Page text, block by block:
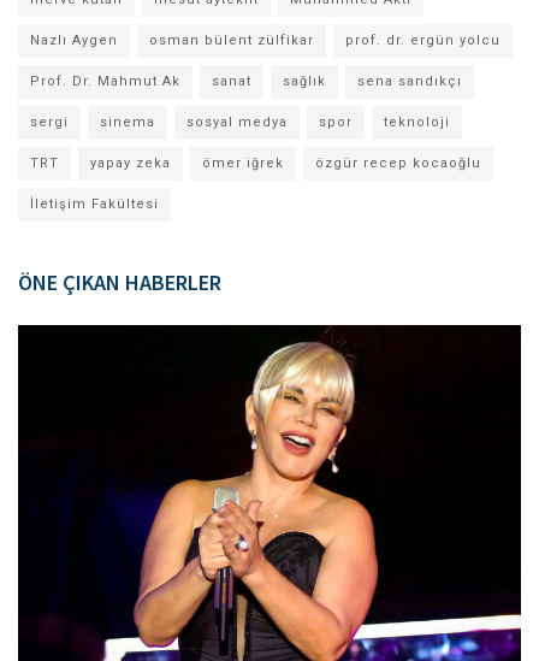
Nazlı Aygen osman bülent zülfikar prof. dr. ergün yolcu
Prof. Dr. Mahmut Ak sanat sağlık sena sandıkçı
sergi sinema sosyal medya spor teknoloji
TRT yapay zeka ömer iğrek özgür recep kocaoğlu
İletişim Fakültesi
ÖNE ÇIKAN HABERLER